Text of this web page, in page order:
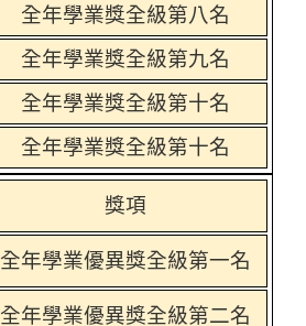
全年學業獎全級第八名
全年學業獎全級第九名
全年學業獎全級第十名
全年學業獎全級第十名
獎項
全年學業優異獎全級第一名
全年學業優異獎全級第二名